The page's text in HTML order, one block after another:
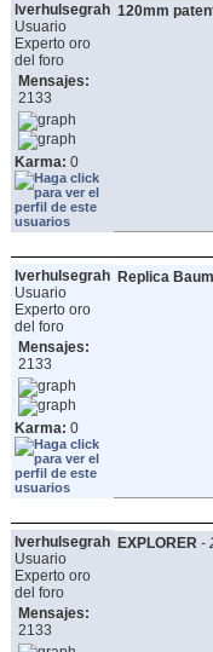
lverhulsegrah
Usuario
Experto oro
del foro
Mensajes:
2133
Karma: 0
120mm
lverhulsegrah
Usuario
Experto oro
del foro
Mensajes:
2133
Karma: 0
Replica
lverhulsegrah
Usuario
Experto oro
del foro
Mensajes:
2133
EXPLORER-